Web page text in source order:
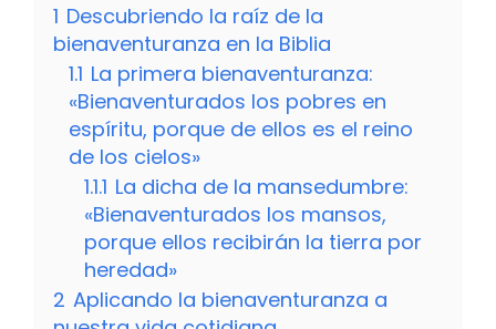
1 Descubriendo la raíz de la
bienaventuranza en la Biblia
1.1 La primera bienaventuranza:
«Bienaventurados los pobres en
espíritu, porque de ellos es el reino
de los cielos»
1.1.1 La dicha de la mansedumbre:
«Bienaventurados los mansos,
porque ellos recibirán la tierra por
heredad»
2 Aplicando la bienaventuranza a